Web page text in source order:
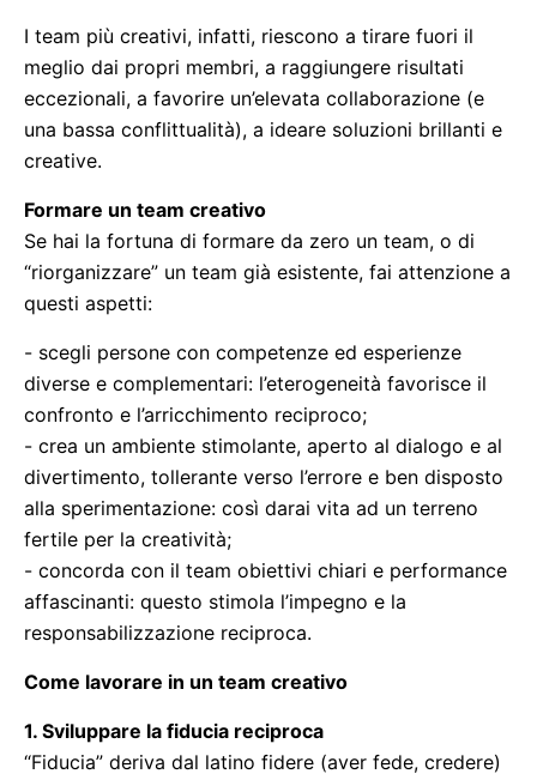
I team più creativi, infatti, riescono a tirare fuori il
meglio dai propri membri, a raggiungere risultati
eccezionali, a favorire un’elevata collaborazione (e
una bassa conflittualità), a ideare soluzioni brillanti e
creative.
Formare un team creativo
Se hai la fortuna di formare da zero un team, o di
“riorganizzare” un team già esistente, fai attenzione a
questi aspetti:
- scegli persone con competenze ed esperienze
diverse e complementari: l’eterogeneità favorisce il
confronto e l’arricchimento reciproco;
- crea un ambiente stimolante, aperto al dialogo e al
divertimento, tollerante verso l’errore e ben disposto
alla sperimentazione: così darai vita ad un terreno
fertile per la creatività;
- concorda con il team obiettivi chiari e performance
affascinanti: questo stimola l’impegno e la
responsabilizzazione reciproca.
Come lavorare in un team creativo
1. Sviluppare la fiducia reciproca
“Fiducia” deriva dal latino fidere (aver fede, credere)